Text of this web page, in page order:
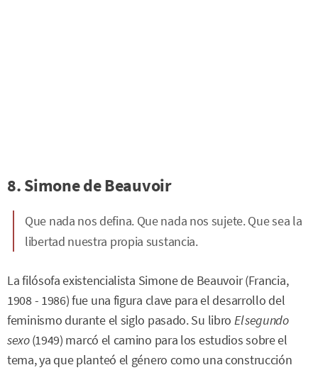
8. Simone de Beauvoir
Que nada nos defina. Que nada nos sujete. Que sea la
libertad nuestra propia sustancia.
La filósofa existencialista Simone de Beauvoir (Francia,
1908 - 1986) fue una figura clave para el desarrollo del
feminismo durante el siglo pasado. Su libro El segundo
sexo(1949) marcó el camino para los estudios sobre el
tema, ya que planteó el género como una construcción